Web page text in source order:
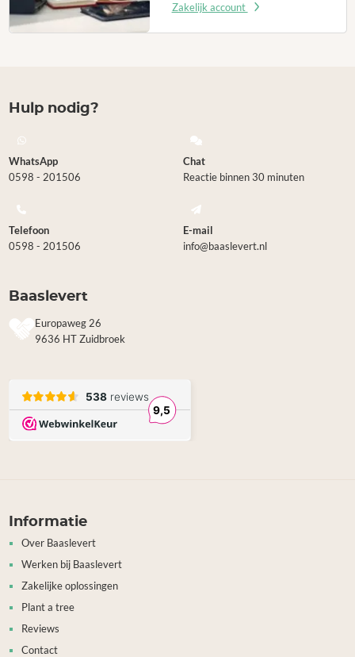
Zakelijk account
Hulp nodig?
WhatsApp
0598 - 201506
Chat
Reactie binnen 30 minuten
Telefoon
0598 - 201506
E-mail
info@baaslevert.nl
Baaslevert
Europaweg 26
9636 HT Zuidbroek
Informatie
Over Baaslevert
Werken bij Baaslevert
Zakelijke oplossingen
Plant a tree
Reviews
Contact